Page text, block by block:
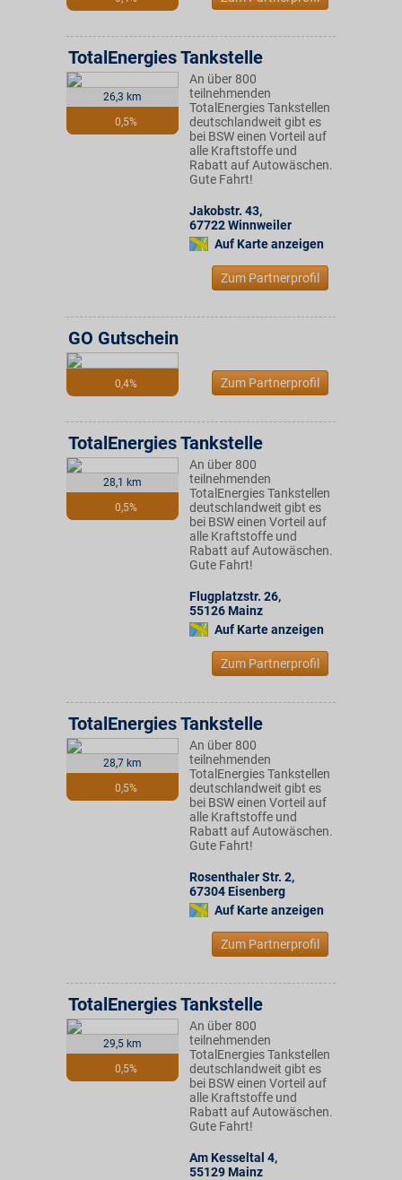
26,3 km
0,5%
TotalEnergies Tankstelle
An über 800
teilnehmenden
TotalEnergies Tankstellen
deutschlandweit gibt es
bei BSW einen Vorteil auf
alle Kraftstoffe und
Rabatt auf Autowäschen.
Gute Fahrt!
Jakobstr. 43,
67722Winnweiler
Auf Karte anzeigen
Zum Partnerprofil
0,4%
GO Gutschein
Zum Partnerprofil
28,1 km
0,5%
TotalEnergies Tankstelle
An über 800
teilnehmenden
TotalEnergies Tankstellen
deutschlandweit gibt es
bei BSW einen Vorteil auf
alle Kraftstoffe und
Rabatt auf Autowäschen.
Gute Fahrt!
Flugplatzstr. 26,
55126 Mainz
Auf Karte anzeigen
Zum Partnerprofil
28,7 km
0,5%
TotalEnergies Tankstelle
An über 800
teilnehmenden
TotalEnergies Tankstellen
deutschlandweit gibt es
bei BSW einen Vorteil auf
alle Kraftstoffe und
Rabatt auf Autowäschen.
Gute Fahrt!
Rosenthaler Str. 2,
67304 Eisenberg
Auf Karte anzeigen
Zum Partnerprofil
29,5 km
0,5%
TotalEnergies Tankstelle
An über 800
teilnehmenden
TotalEnergies Tankstellen
deutschlandweit gibt es
bei BSW einen Vorteil auf
alle Kraftstoffe und
Rabatt auf Autowäschen.
Gute Fahrt!
Am Kesseltal 4,
55129 Mainz